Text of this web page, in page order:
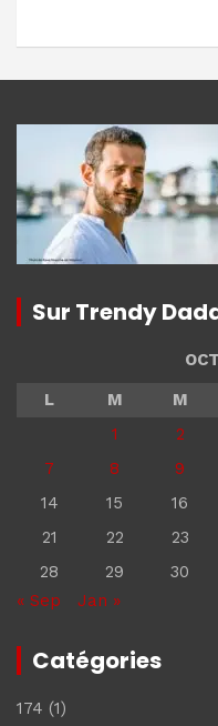
Sur Trendy
L
M M
1
2
7
8 9
14
15 16
21
22 23
28
29 30
« Sep
Jan »
Catégories
174 (1)